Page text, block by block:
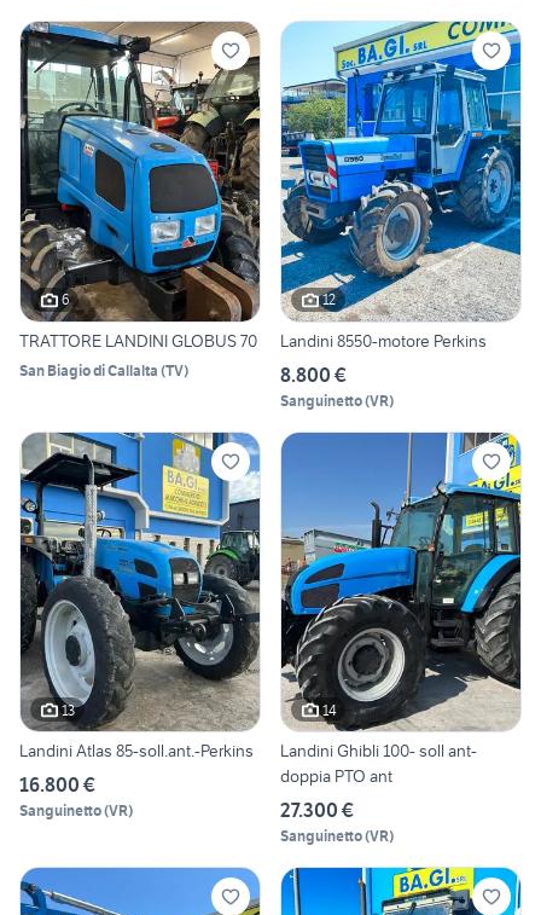
6
TRATTORE LANDINI GLOBUS 70
San Biagio di Callalta (TV)
12
Landini 8550-motore Perkins
8.800 €
Sanguinetto(VR)
13
Landini Atlas 85-soll.ant.-Perkins
16.800 €
Sanguinetto(VR)
14
Landini Ghibli 100- soll ant-
doppia PTO ant
27.300 €
Sanguinetto(VR)